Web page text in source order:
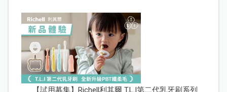
【試用募集】Richell利其爾 T.L.I第二代乳牙刷系列